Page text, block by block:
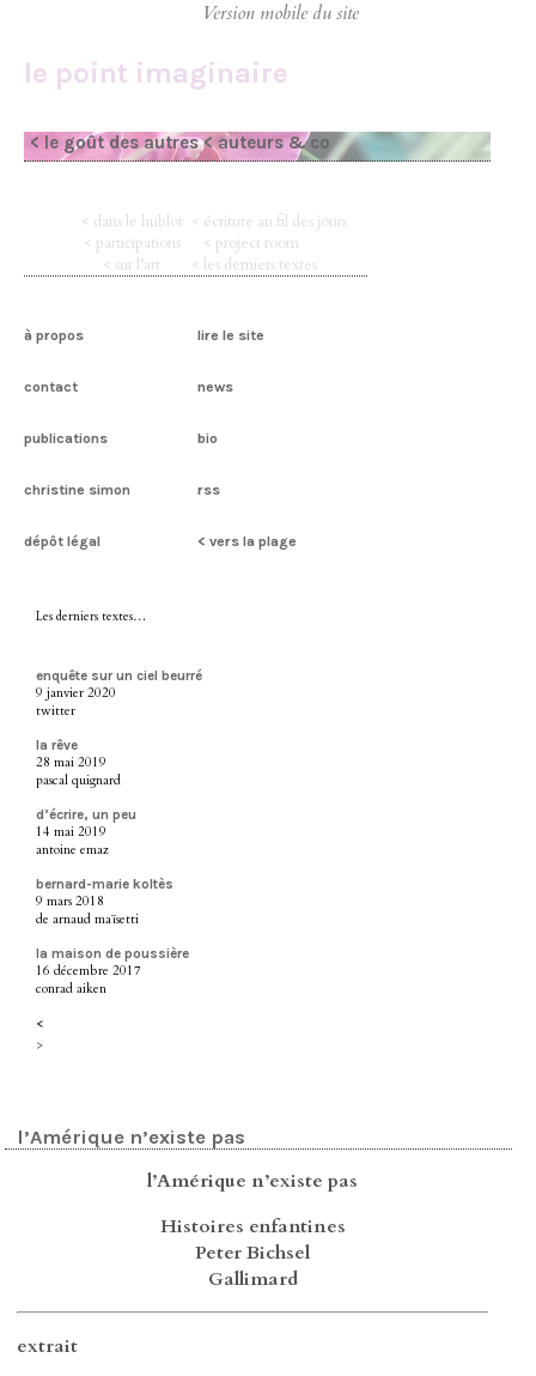
le point imaginaire
< le goût des autres < auteurs & co
< dans le hublot < écriture au fil des jours
< participations
< project room
< sur l’art
< les derniers textes
à propos lire le site
contact news
publications bio
christine simon rss
dépôt légal < vers la plage
Les derniers textes…
enquête sur un ciel beurré
9 janvier 2020
twitter
la rêve
28 mai 2019
pascal quignard
d’écrire, un peu
14 mai 2019
antoine emaz
bernard-marie koltès
9 mars 2018
de arnaud maïsetti
la maison de poussière
16 décembre 2017
conrad aiken
<
>
l’Amérique n’existe pas
l’Amérique n’existe pas
Histoires enfantines
Peter Bichsel
Gallimard
extrait